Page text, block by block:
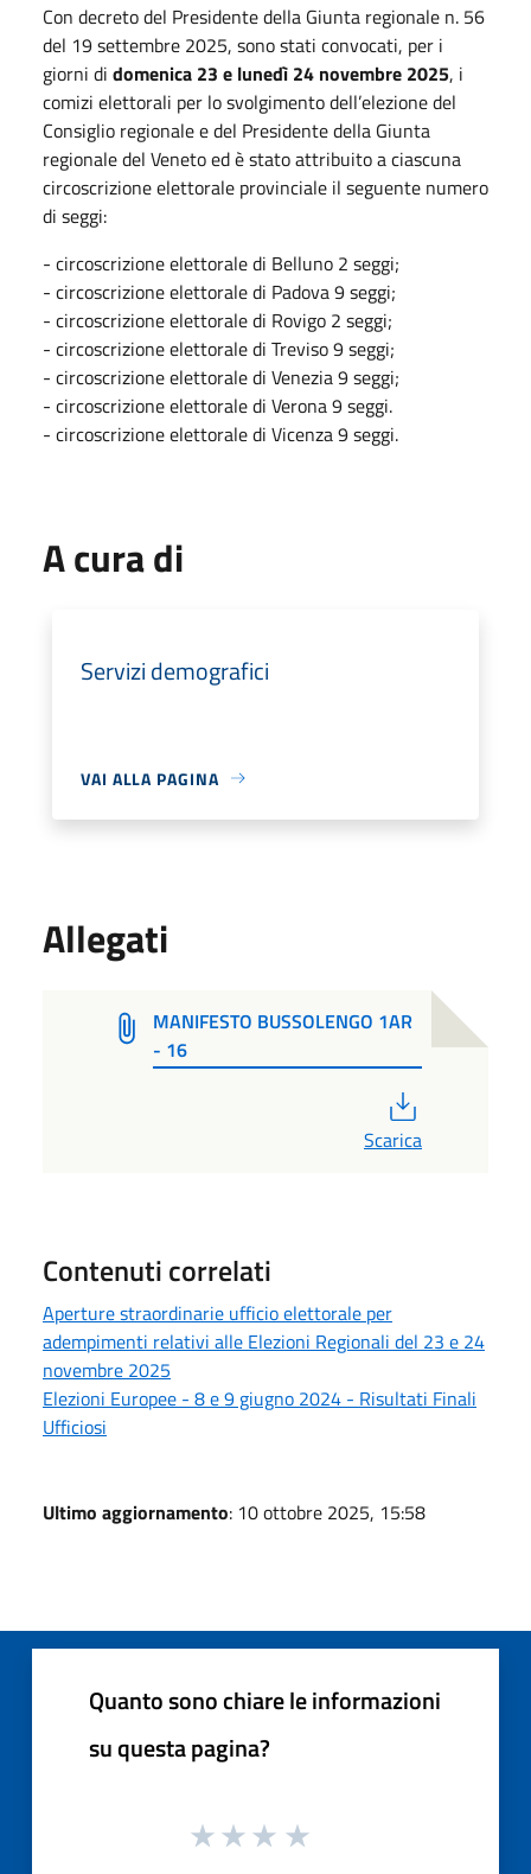
Con decreto del Presidente della Giunta regionale n. 56
del 19 settembre 2025, sono stati convocati, per i
giorni di domenica 23 e lunedì 24 novembre 2025, i
comizi elettorali per lo svolgimento dell’elezione del
Consiglio regionale e del Presidente della Giunta
regionale del Veneto ed è stato attribuito a ciascuna
circoscrizione elettorale provinciale il seguente numero
di seggi:
- circoscrizione elettorale di Belluno 2 seggi;
- circoscrizione elettorale di Padova 9 seggi;
- circoscrizione elettorale di Rovigo 2 seggi;
- circoscrizione elettorale di Treviso 9 seggi;
- circoscrizione elettorale di Venezia 9 seggi;
- circoscrizione elettorale di Verona 9 seggi.
- circoscrizione elettorale di Vicenza 9 seggi.
A cura di
Servizi demografici
VAI ALLA PAGINA
Allegati
MANIFESTO BUSSOLENGO 1AR
- 16
Scarica
Contenuti correlati
Aperture straordinarie ufficio elettorale per
adempimenti relativi alle Elezioni Regionali del 23 e 24
novembre 2025
Elezioni Europee - 8 e 9 giugno 2024 - Risultati Finali
Ufficiosi
Ultimo aggiornamento: 10 ottobre 2025, 15:58
Quanto sono chiare le informazioni
su questa pagina?